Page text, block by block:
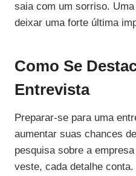
saia com um sorriso.
deixar uma forte última
Como Se
Entrevista
Preparar-se para uma
aumentar suas chances
pesquisa sobre a
veste, cada detalhe conta.